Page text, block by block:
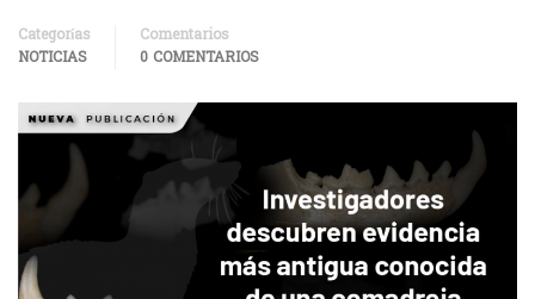
Categorías
NOTICIAS
Comentarios
0 COMENTARIOS